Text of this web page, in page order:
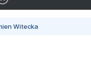
Witecka